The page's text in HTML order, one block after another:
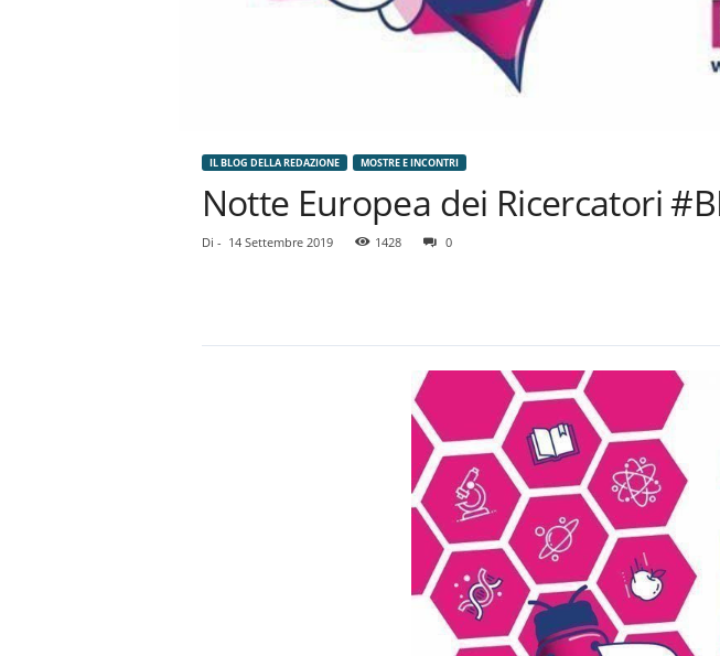
IL BLOG DELLA REDAZIONE MOSTRE E INCONTRI
Notte Europea dei Ricercatori
Di - 14 Settembre 2019 1428 0